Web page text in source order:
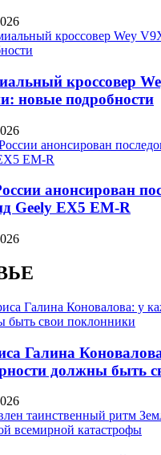
кроссовер
новые подробности
анонсирован
Geely EX5 EM-R
Галина
должны быть